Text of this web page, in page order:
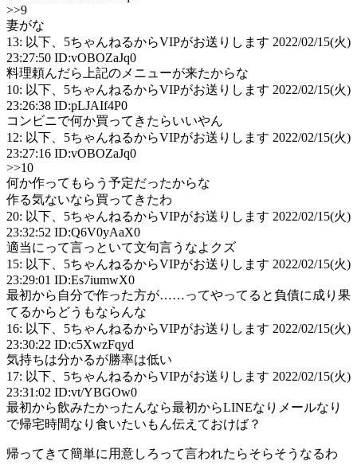
>>9
妻がな
13: 以下、5ちゃんねるからVIPがお送りします 2022/02/15(火)
23:27:50 ID:vOBOZaJq0
料理頼んだら上記のメニューが来たからな
10: 以下、5ちゃんねるからVIPがお送りします 2022/02/15(火)
23:26:38 ID:pLJAIf4P0
コンビニで何か買ってきたらいいやん
12: 以下、5ちゃんねるからVIPがお送りします 2022/02/15(火)
23:27:16 ID:vOBOZaJq0
>>10
何か作ってもらう予定だったからな
作る気ないなら買ってきたわ
20: 以下、5ちゃんねるからVIPがお送りします 2022/02/15(火)
23:32:52 ID:Q6V0yAaX0
適当にって言っといて文句言うなよクズ
15: 以下、5ちゃんねるからVIPがお送りします 2022/02/15(火)
23:29:01 ID:Es7iumwX0
最初から自分で作った方が……ってやってると負債に成り果
てるからどうもならんな
16: 以下、5ちゃんねるからVIPがお送りします 2022/02/15(火)
23:30:22 ID:c5XwzFqyd
気持ちは分かるが勝率は低い
17: 以下、5ちゃんねるからVIPがお送りします 2022/02/15(火)
23:31:02 ID:vt/YBGOw0
最初から飲みたかったんなら最初からLINEなりメールなり
で帰宅時間なり食いたいもん伝えておけば？
帰ってきて簡単に用意しろって言われたらそらそうなるわ